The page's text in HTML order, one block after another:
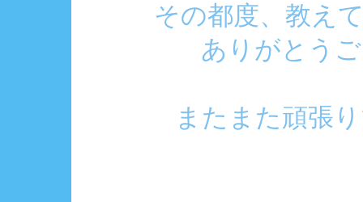
その都度、教え
ありがとう
またまた頑張